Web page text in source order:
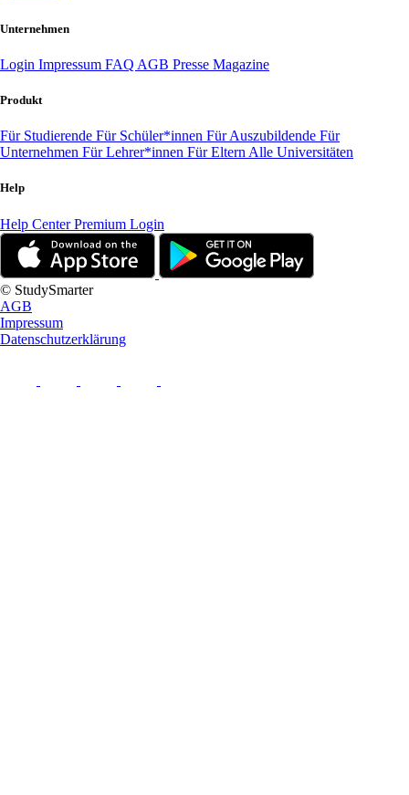
Unternehmen
Login Impressum FAQ AGB Presse Magazine
Produkt
Für Studierende Für Schüler*innen Für Auszubildende Für
Unternehmen Für Lehrer*innen Für Eltern Alle Universitäten
Help
Help CenterPremium Login
© StudySmarter
AGB
Impressum
Datenschutzerklärung